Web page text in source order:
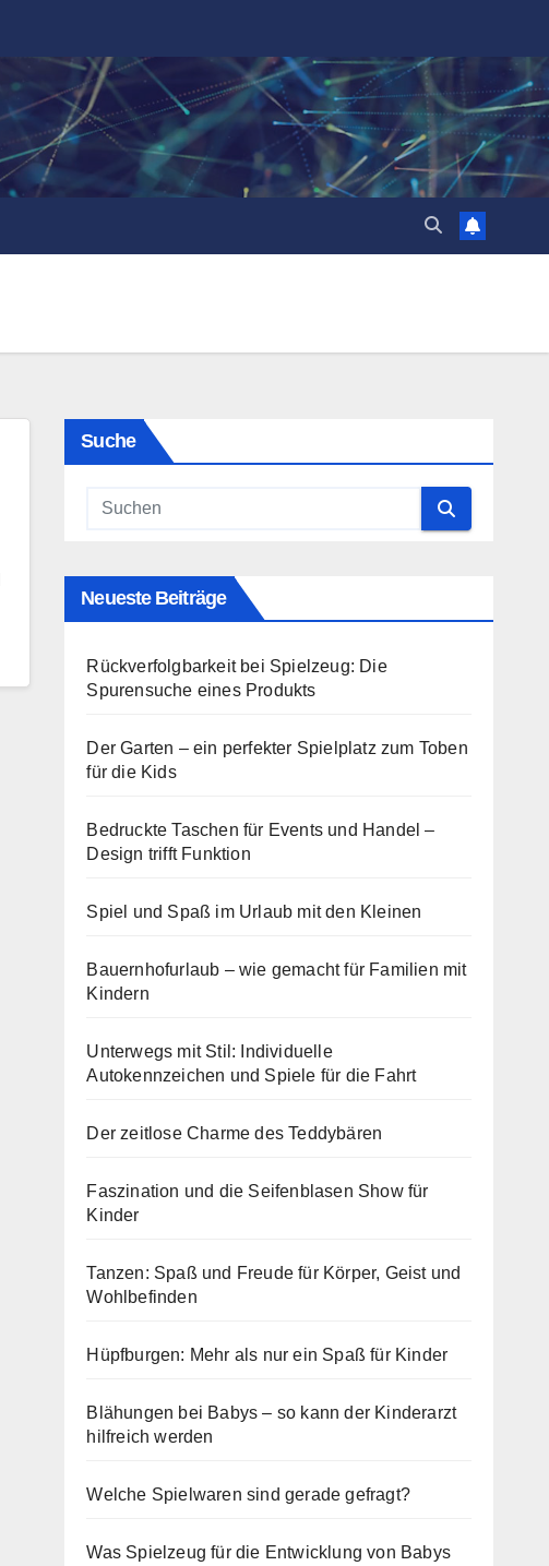
Suche
Neueste Beiträge
Rückverfolgbarkeit bei Spielzeug: Die
Spurensuche eines Produkts
Der Garten – ein perfekter Spielplatz zum Toben
für die Kids
Bedruckte Taschen für Events und Handel –
Design trifft Funktion
Spiel und Spaß im Urlaub mit den Kleinen
Bauernhofurlaub – wie gemacht für Familien mit
Kindern
Unterwegs mit Stil: Individuelle
Autokennzeichen und Spiele für die Fahrt
Der zeitlose Charme des Teddybären
Faszination und die Seifenblasen Show für
Kinder
Tanzen: Spaß und Freude für Körper, Geist und
Wohlbefinden
Hüpfburgen: Mehr als nur ein Spaß für Kinder
Blähungen bei Babys – so kann der Kinderarzt
hilfreich werden
Welche Spielwaren sind gerade gefragt?
Was Spielzeug für die Entwicklung von Babys